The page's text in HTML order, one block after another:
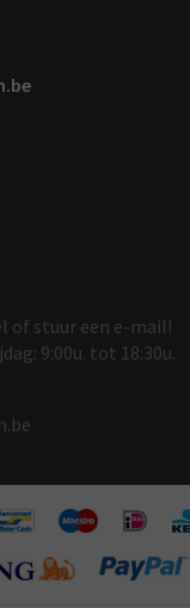
of stuur een e-mail!
9:00u. tot 18:30u.